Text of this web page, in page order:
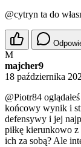
@cytryn ta do
M
majcher9
18 października
@Piotr84
końcowy wynik i
defensywy i jej
piłkę kierunkowo
ich za sobą? Ale